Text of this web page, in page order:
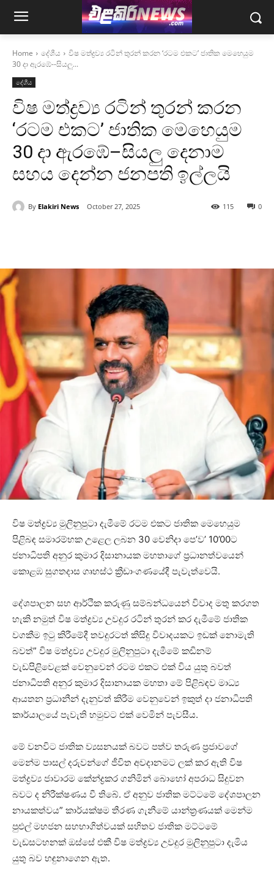
Home දේශීය
විෂ මත්ද්‍රව්‍ය රටින් තුරන් කරන ‘රටම එකට’ ජාතික මෙහෙයුම
30 දා ඇරඹේ--සියලු...
දේශීය
විෂ මත්ද්‍රව්‍ය රටින් තුරන් කරන
‘රටම එකට’ ජාතික මෙහෙයුම
30 දා ඇරඹේ–සියලු දෙනාම
සහය දෙන්න ජනපති ඉල්ලයි
By Elakiri News October 27, 2025 0
115
විෂ මත්ද්‍රව්‍ය මුලිනුපුටා දැමීමේ රටම එකට ජාතික මෙහෙයුම
පිළිබඳ සමාරම්භක උළෙල ලබන 30 වෙනිදා පෙ’ව’ 10’00ට
ජනාධිපති අනුර කුමාර දිසානායක මහතාගේ ප්‍රධානත්වයෙන්
කොළඹ සුගතදාස ගෘහස්ථ ක්‍රීඩාංගණයේදී පැවැත්වෙයි.
දේශපාලන සහ ආර්ථික කරුණු සම්බන්ධයෙන් විවාද මතු කරගත
හැකි නමුත් විෂ මත්ද්‍රව්‍ය උවදුර රටින් තුරන් කර දැමීමේ ජාතික
වගකීම ඉටු කිරීමේදී තවදුරටත් කිසිදු විවාදයකට ඉඩක් නොමැති
බවත්” විෂ මත්ද්‍රව්‍ය උවදුර මුලිනුපුටා දැමීමේ කඩිනම්
වැඩපිළිවෙළක් වෙනුවෙන් රටම එකට එක් විය යුතු බවත්
ජනාධිපති අනුර කුමාර දිසානායක මහතා මේ පිළිබඳව මාධ්‍ය
ආයතන ප්‍රධානීන් දැනුවත් කිරීම වෙනුවෙන් ඉකුත් දා ජනාධිපති
කාර්යාලයේ පැවැති හමුවට එක් වෙමින් පැවසීය.
මේ වනවිට ජාතික ව්‍යසනයක් බවට පත්ව තරුණ ප්‍රජාවගේ
මෙන්ම පාසල් දරුවන්ගේ ජීවිත අවදානමට ලක් කර ඇති විෂ
මත්ද්‍රව්‍ය ජාවාරම කේන්ද්‍රකර ගනිමින් බොහෝ අපරාධ සිදුවන
බවට ද නිරීක්ෂණය වී තිබේ. ඒ අනුව ජාතික මට්ටමේ දේශපාලන
නායකත්වය” කාර්යක්ෂම තීරණ ගැනීමේ යාන්ත්‍රණයක් මෙන්ම
පුළුල් මහජන සහභාගිත්වයක් සහිතව ජාතික මට්ටමේ
වැඩසටහනක් ඔස්සේ එකී විෂ මත්ද්‍රව්‍ය උවදුර මුලිනුපුටා දැමිය
යුතු බව හඳුනාගෙන ඇත.